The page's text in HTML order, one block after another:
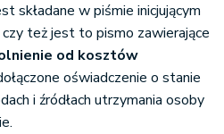
składane w piśmie inicjującym
też jest to pismo zawierające
od kosztów
oświadczenie o stanie
i źródłach utrzymania osoby